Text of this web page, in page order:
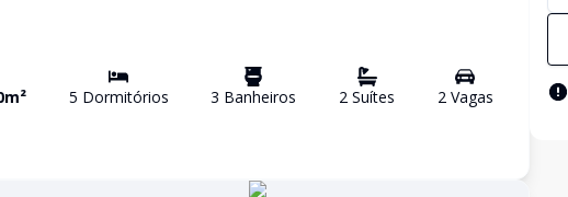
m² 5 Dormitórios 3 Banheiros 2 Suítes 2Vagas